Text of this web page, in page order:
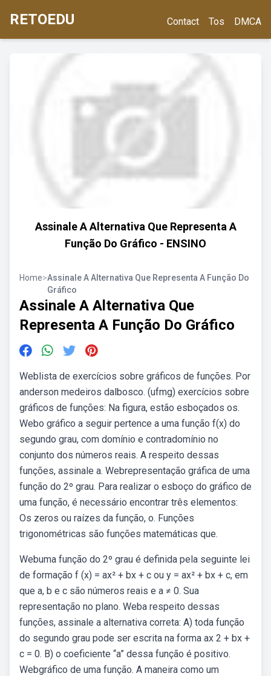
RETOEDU Contact Tos DMCA
Assinale A Alternativa Que Representa A
Função Do Gráfico - ENSINO
Home>Assinale A Alternativa Que Representa A Função Do
Gráfico
Assinale A Alternativa Que
Representa A Função Do Gráfico
Weblista de exercícios sobre gráficos de funções. Por
anderson medeiros dalbosco. (ufmg) exercícios sobre
gráficos de funções: Na figura, estão esboçados os.
Webo gráfico a seguir pertence a uma função f(x) do
segundo grau, com domínio e contradomínio no
conjunto dos números reais. A respeito dessas
funções, assinale a. Webrepresentação gráfica de uma
função do 2º grau. Para realizar o esboço do gráfico de
uma função, é necessário encontrar três elementos:
Os zeros ou raízes da função, o. Funções
trigonométricas são funções matemáticas que.
Webuma função do 2º grau é definida pela seguinte lei
de formação f (x) = ax² + bx + c ou y = ax² + bx + c, em
que a, b e c são números reais e a ≠ 0. Sua
representação no plano. Weba respeito dessas
funções, assinale a alternativa correta: A) toda função
do segundo grau pode ser escrita na forma ax 2 + bx +
c = 0. B) o coeficiente “a” dessa função é positivo.
Webgráfico de uma função. A maneira como um